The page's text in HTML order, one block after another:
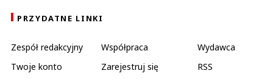
PRZYDATNE LINKI
Zespół redakcyjny Współpraca
Wydawca
Twoje konto
Zarejestruj się
RSS